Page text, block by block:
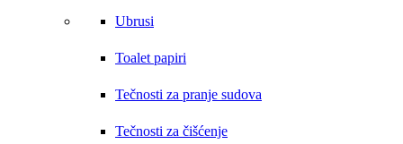
Ubrusi
Toalet papiri
Tečnosti za pranje sudova
Tečnosti za čišćenje